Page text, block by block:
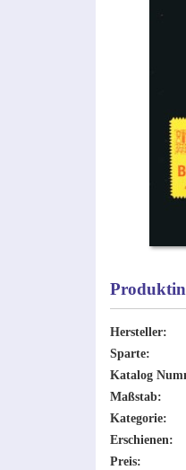
Hersteller:
Sparte:
Katalog
Maßstab:
Kategorie:
Erschienen:
Preis: